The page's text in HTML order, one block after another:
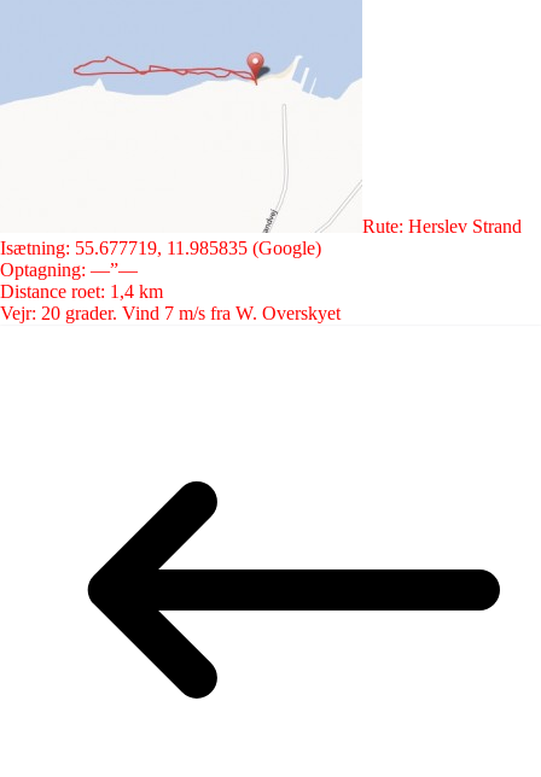
Rute: Herslev Strand
Isætning: 55.677719, 11.985835 (Google)
Optagning: —”—
Distance roet: 1,4 km
Vejr: 20 grader. Vind 7 m/s fra W. Overskyet